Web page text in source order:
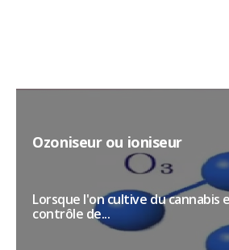
Ozoniseur ou ioniseur
Lorsque l'on cultive du cannabis
contrôle de...